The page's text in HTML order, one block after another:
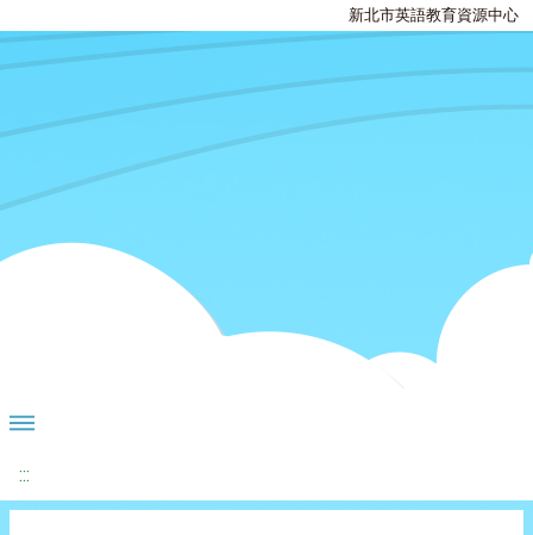
新北市英語教育資源中心
:::